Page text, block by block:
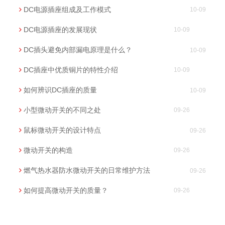
DC电源插座组成及工作模式 10-09
DC电源插座的发展现状 10-09
DC插头避免内部漏电原理是什么？ 10-09
DC插座中优质铜片的特性介绍 10-09
如何辨识DC插座的质量 10-09
小型微动开关的不同之处 09-26
鼠标微动开关的设计特点 09-26
微动开关的构造 09-26
燃气热水器防水微动开关的日常维护方法 09-26
如何提高微动开关的质量？ 09-26